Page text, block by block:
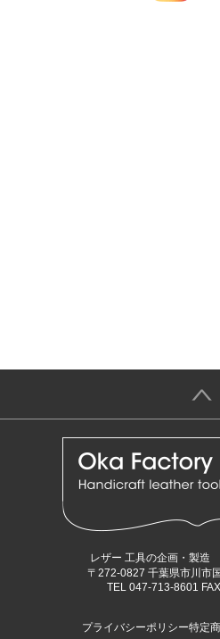
＞
レザー 工具の企画・製造
〒272-0827 千葉県市川市
TEL 047-713-8601
プライバシーポリシー特定